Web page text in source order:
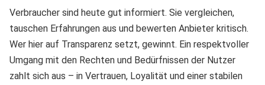
Verbraucher sind heute gut informiert. Sie vergleichen,
tauschen Erfahrungen aus und bewerten Anbieter kritisch.
Wer hier auf Transparenz setzt, gewinnt. Ein respektvoller
Umgang mit den Rechten und Bedürfnissen der Nutzer
zahlt sich aus – in Vertrauen, Loyalität und einer stabilen